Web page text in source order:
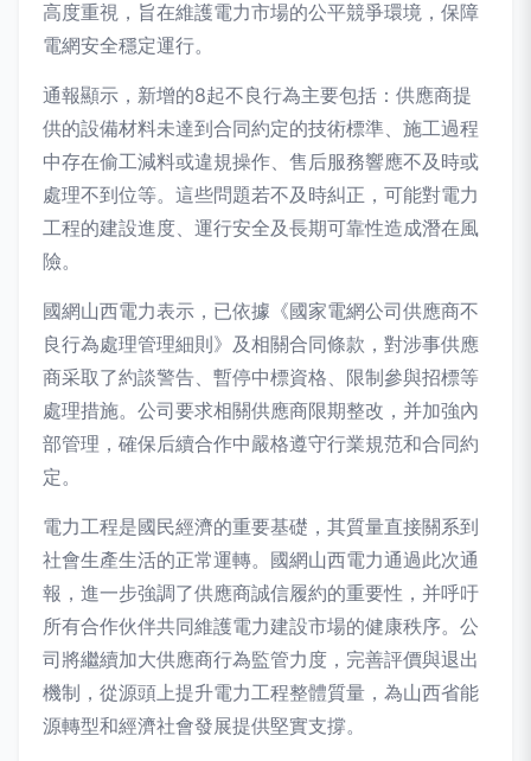
高度重視，旨在維護電力市場的公平競爭環境，保障
電網安全穩定運行。
通報顯示，新增的8起不良行為主要包括：供應商提
供的設備材料未達到合同約定的技術標準、施工過程
中存在偷工減料或違規操作、售后服務響應不及時或
處理不到位等。這些問題若不及時糾正，可能對電力
工程的建設進度、運行安全及長期可靠性造成潛在風
險。
國網山西電力表示，已依據《國家電網公司供應商不
良行為處理管理細則》及相關合同條款，對涉事供應
商采取了約談警告、暫停中標資格、限制參與招標等
處理措施。公司要求相關供應商限期整改，并加強內
部管理，確保后續合作中嚴格遵守行業規范和合同約
定。
電力工程是國民經濟的重要基礎，其質量直接關系到
社會生產生活的正常運轉。國網山西電力通過此次通
報，進一步強調了供應商誠信履約的重要性，并呼吁
所有合作伙伴共同維護電力建設市場的健康秩序。公
司將繼續加大供應商行為監管力度，完善評價與退出
機制，從源頭上提升電力工程整體質量，為山西省能
源轉型和經濟社會發展提供堅實支撐。